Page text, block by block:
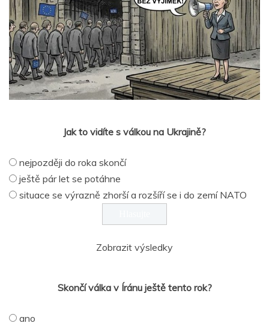
Jak to vidíte s válkou na Ukrajině?
nejpozději do roka skončí
ještě pár let se potáhne
situace se výrazně zhorší a rozšíří se i do zemí NATO
Zobrazit výsledky
Skončí válka v Íránu ještě tento rok?
ano